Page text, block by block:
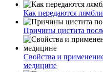
Как передаются
Причины цистита
Свойства и
медицине